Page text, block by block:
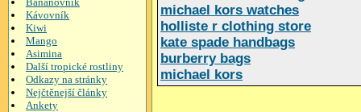
Kávovník
Kiwi
Mango
Asimina
Další tropické rostliny
Odkazy na stránky
Nejčtěnejší články
Ankety
michael kors watches
holliste r clothing store
kate spade handbags
burberry bags
michael kors